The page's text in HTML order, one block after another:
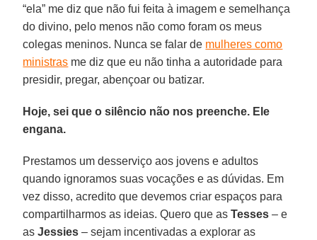
“ela” me diz que não fui feita à imagem e semelhança
do divino, pelo menos não como foram os meus
colegas meninos. Nunca se falar de mulheres como
ministras me diz que eu não tinha a autoridade para
presidir, pregar, abençoar ou batizar.
Hoje, sei que o silêncio não nos preenche. Ele
engana.
Prestamos um desserviço aos jovens e adultos
quando ignoramos suas vocações e as dúvidas. Em
vez disso, acredito que devemos criar espaços para
compartilharmos as ideias. Quero que asTesses – e
asJessies – sejam incentivadas a explorar as